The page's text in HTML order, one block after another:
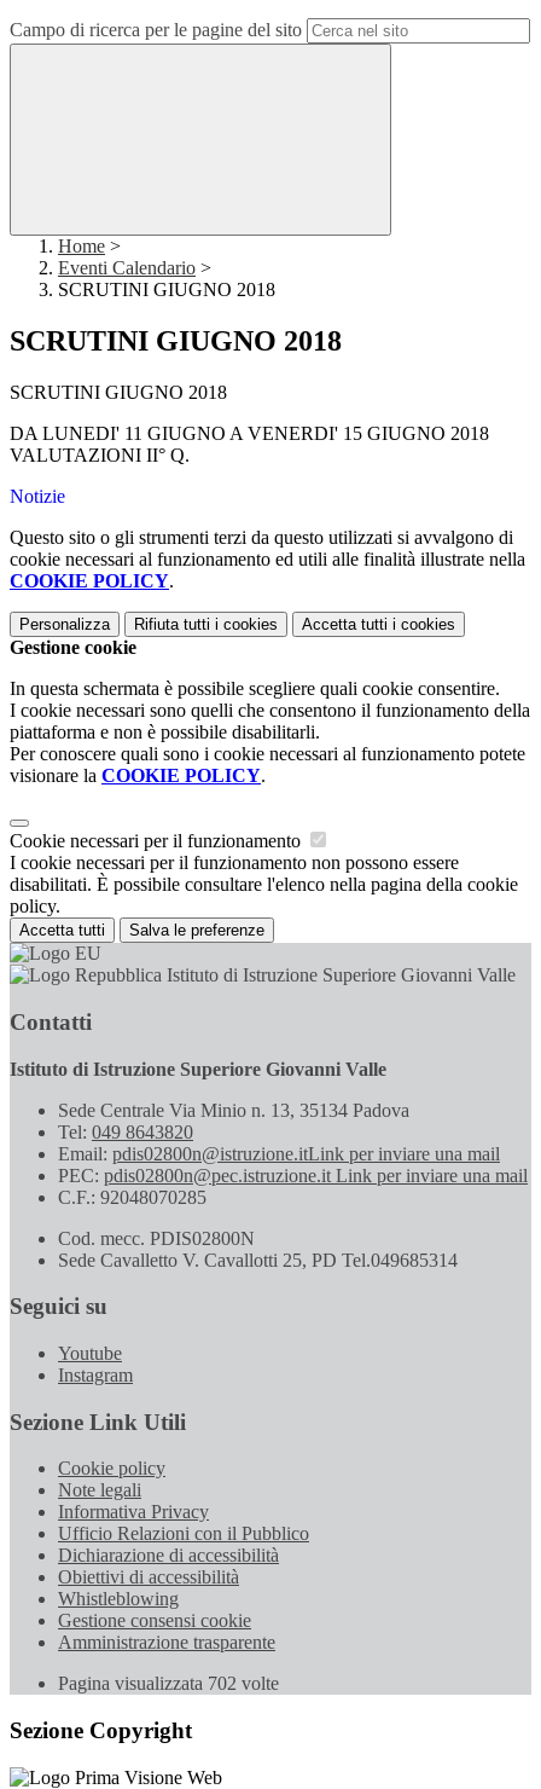
Campo di ricerca per le pagine del sito
Home >
Eventi Calendario >
SCRUTINI GIUGNO 2018
SCRUTINI GIUGNO 2018
SCRUTINI GIUGNO 2018
DA LUNEDI' 11 GIUGNO A VENERDI' 15 GIUGNO 2018
VALUTAZIONI II° Q.
Notizie
Questo sito o gli strumenti terzi da questo utilizzati si avvalgono di
cookie necessari al funzionamento ed utili alle finalità illustrate nella
COOKIE POLICY.
Personalizza Rifiuta tutti i cookies Accetta tutti i cookies
Gestione cookie
In questa schermata è possibile scegliere quali cookie consentire.
I cookie necessari sono quelli che consentono il funzionamento della
piattaforma e non è possibile disabilitarli.
Per conoscere quali sono i cookie necessari al funzionamento potete
visionare la COOKIE POLICY.
Cookie necessari per il funzionamento
I cookie necessari per il funzionamento non possono essere
disabilitati. È possibile consultare l'elenco nella pagina della cookie
policy.
Accetta tutti Salva le preferenze
Istituto di Istruzione Superiore Giovanni Valle
Contatti
Istituto di Istruzione Superiore Giovanni Valle
Sede Centrale Via Minio n. 13, 35134 Padova
Tel: 049 8643820
Email: pdis02800n@istruzione.itLink per inviare una mail
PEC: pdis02800n@pec.istruzione.it Link per inviare una mail
C.F.: 92048070285
Cod. mecc. PDIS02800N
Sede Cavalletto V. Cavallotti 25, PD Tel.049685314
Seguici su
Youtube
Instagram
Sezione Link Utili
Cookie policy
Note legali
Informativa Privacy
Ufficio Relazioni con il Pubblico
Dichiarazione di accessibilità
Obiettivi di accessibilità
Whistleblowing
Gestione consensi cookie
Amministrazione trasparente
Pagina visualizzata 702 volte
Sezione Copyright